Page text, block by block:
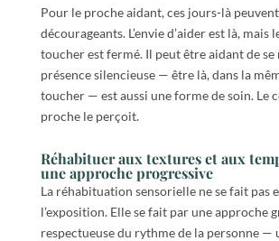
Pour le proche aidant, ces jours-là
décourageants. L’envie d’aider est là, mais
toucher est fermé. Il peut être aidant de se
présence silencieuse — être là, dans la
toucher — est aussi une forme de soin. Le
proche le perçoit.
Réhabituer aux textures et aux
une approche progressive
La réhabituation sensorielle ne se fait pas
l’exposition. Elle se fait par une approche
respectueuse du rythme de la personne —